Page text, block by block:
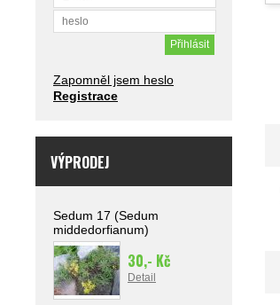
Zapomněl jsem heslo
Registrace
VÝPRODEJ
Sedum 17 (Sedum
middedorfianum)
30,- Kč
Detail